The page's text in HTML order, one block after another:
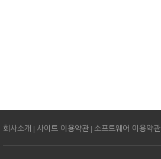
회사소개 | 사이트 이용약관 | 소프트웨어 이용약관